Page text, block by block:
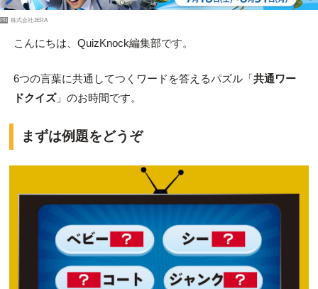
PR 株式会社JERA
こんにちは、QuizKnock編集部です。
6つの言葉に共通してつくワードを答えるパズル「共通ワー
ドクイズ」のお時間です。
まずは例題をどうぞ